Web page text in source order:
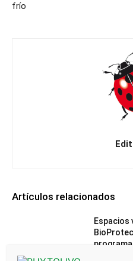
frío
Artículos relacionados
Espacios